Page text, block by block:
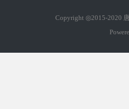
Copyright ◎2015-2020